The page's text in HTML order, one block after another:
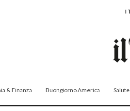
& Finanza Buongiorno America Salute